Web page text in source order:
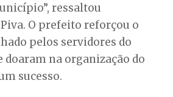
ressaltou
O prefeito reforçou o
pelos servidores do
doaram na organização do
sucesso.